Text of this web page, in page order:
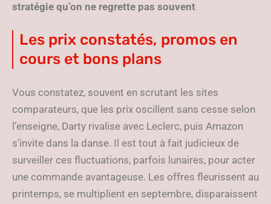
stratégie qu’on ne regrette pas souvent
Les prix constatés, promos en
cours et bons plans
Vous constatez, souvent en scrutant les sites
comparateurs, que les prix oscillent sans cesse selon
l’enseigne, Darty rivalise avec Leclerc, puis Amazon
s’invite dans la danse. Il est tout à fait judicieux de
surveiller ces fluctuations, parfois lunaires, pour acter
une commande avantageuse. Les offres fleurissent au
printemps, se multiplient en septembre, disparaissent